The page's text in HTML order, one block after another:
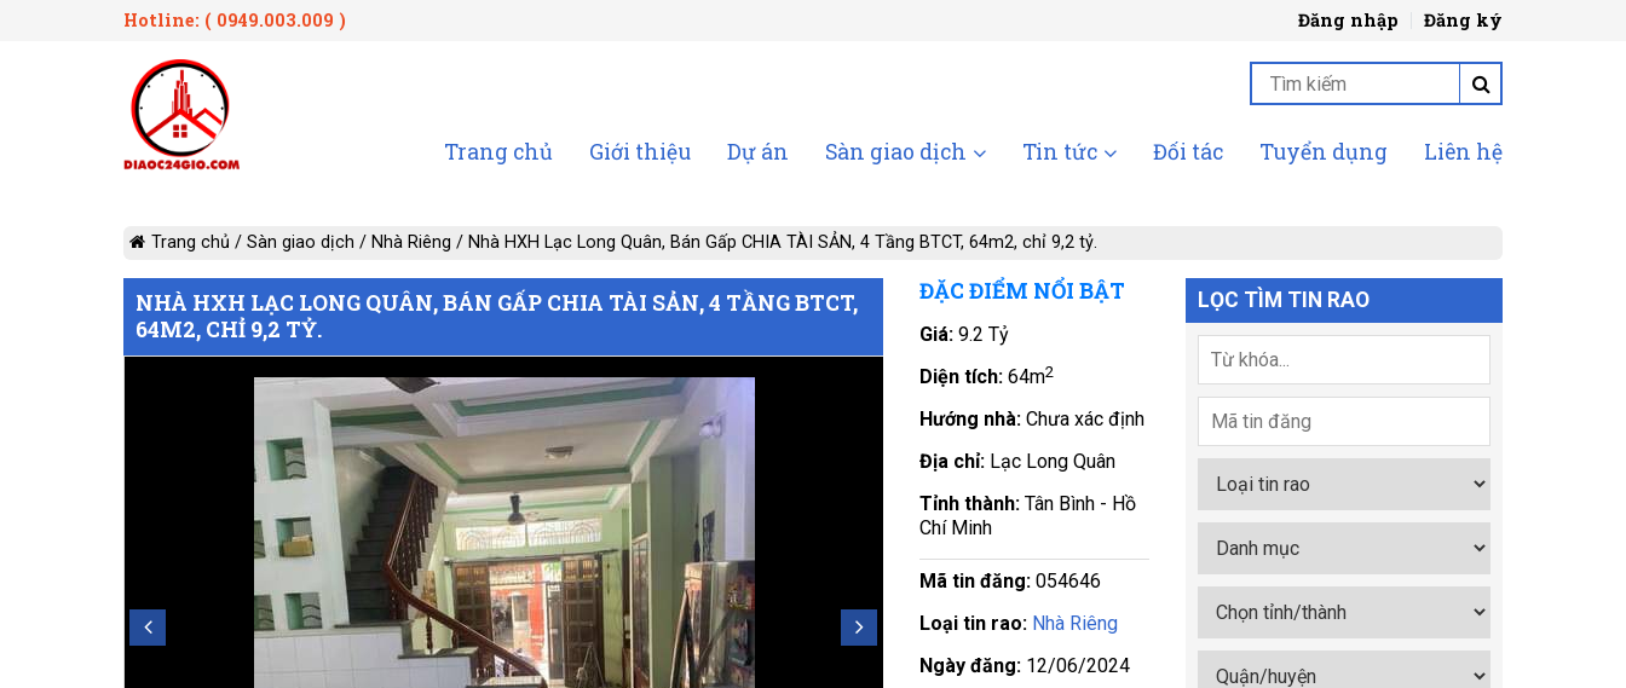
Hotline: ( 0949.003.009 ) Đăng nhập Đăng ký
Trang chủ Giới thiệu Dự án Sàn giao dịch Tin tức Đối tác Tuyển dụng Liên hệ
Trang chủ / Sàn giao dịch / Nhà Riêng / Nhà HXH Lạc Long Quân, Bán Gấp CHIA TÀI SẢN, 4 Tầng BTCT, 64m2, chỉ 9,2 tỷ.
NHÀ HXH LẠC LONG QUÂN, BÁN GẤP CHIA TÀI SẢN, 4 TẦNG BTCT,
64M2, CHỈ 9,2 TỶ.
ĐẶC ĐIỂM NỔI BẬT
Giá:9.2 Tỷ
Diện tích:64m2
Hướng nhà:Chưa xác định
Địa chỉ: Lạc Long Quân
Tỉnh thành:Tân Bình - Hồ
Chí Minh
Mã tin đăng:054646
Loại tin rao: Nhà Riêng
Ngày đăng: 12/06/2024
LỌC TÌM TIN RAO